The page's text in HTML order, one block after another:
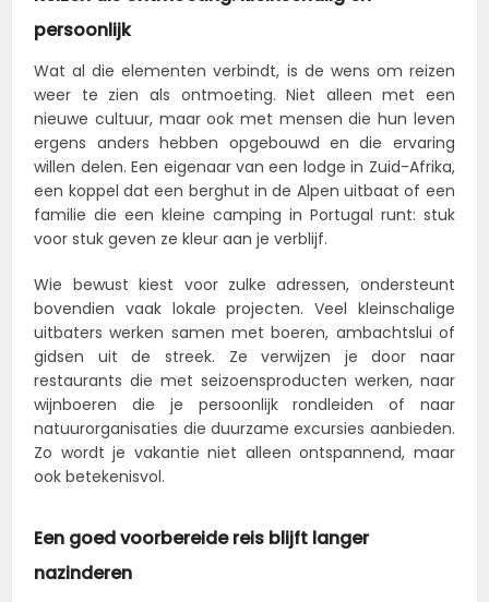
persoonlijk
Wat al die elementen verbindt, is de wens om reizen
weer te zien als ontmoeting. Niet alleen met een
nieuwe cultuur, maar ook met mensen die hun leven
ergens anders hebben opgebouwd en die ervaring
willen delen. Een eigenaar van een lodge in Zuid-Afrika,
een koppel dat een berghut in de Alpen uitbaat of een
familie die een kleine camping in Portugal runt: stuk
voor stuk geven ze kleur aan je verblijf.
Wie bewust kiest voor zulke adressen, ondersteunt
bovendien vaak lokale projecten. Veel kleinschalige
uitbaters werken samen met boeren, ambachtslui of
gidsen uit de streek. Ze verwijzen je door naar
restaurants die met seizoensproducten werken, naar
wijnboeren die je persoonlijk rondleiden of naar
natuurorganisaties die duurzame excursies aanbieden.
Zo wordt je vakantie niet alleen ontspannend, maar
ook betekenisvol.
Een goed voorbereide reis blijft langer
nazinderen